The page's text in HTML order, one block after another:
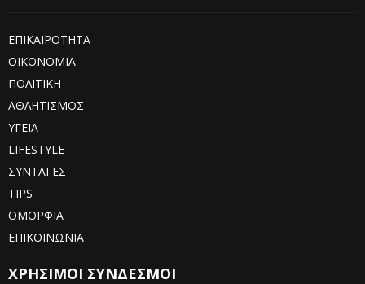
ΕΠΙΚΑΙΡΟΤΗΤΑ
ΟΙΚΟΝΟΜΙΑ
ΠΟΛΙΤΙΚΗ
ΑΘΛΗΤΙΣΜΟΣ
ΥΓΕΙΑ
LIFESTYLE
ΣΥΝΤΑΓΕΣ
TIPS
ΟΜΟΡΦΙΑ
ΕΠΙΚΟΙΝΩΝΙΑ
ΧΡΗΣΙΜΟΙ ΣΥΝΔΕΣΜΟΙ